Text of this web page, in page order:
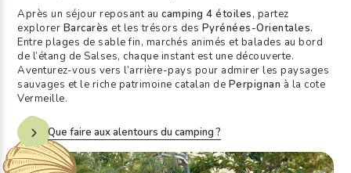
Après un séjour reposant aucamping 4 étoiles, partez
explorer Barcarès et les trésors des Pyrénées-Orientales.
Entre plages de sable fin, marchés animés et balades au bord
de l’étang de Salses, chaque instant est une découverte.
Aventurez-vous vers l’arrière-pays pour admirer les paysages
sauvages et le riche patrimoine catalan de Perpignan à la cote
Vermeille.
Que faire aux alentours du camping ?